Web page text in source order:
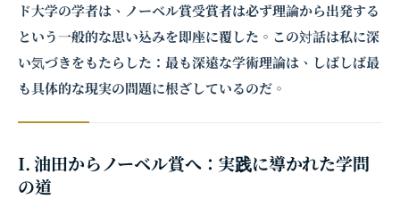
ド大学の学者は、ノーベル賞受賞者は必ず理論から出発する
という一般的な思い込みを即座に覆した。この対話は私に深
い気づきをもたらした：最も深遠な学術理論は、しばしば最
も具体的な現実の問題に根ざしているのだ。
I. 油田からノーベル賞へ：実践に導かれた学問
の道